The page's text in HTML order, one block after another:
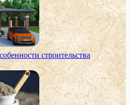
строительства